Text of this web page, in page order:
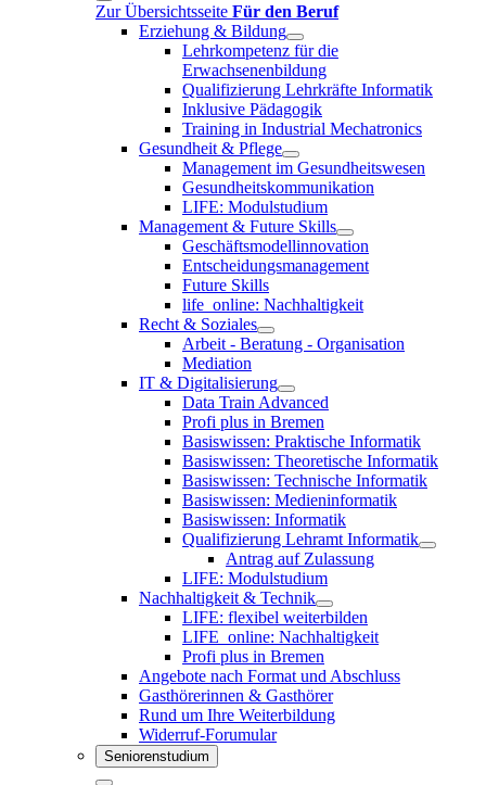
Zur Übersichtsseite Für den Beruf
Erziehung & Bildung
Lehrkompetenz für die
Erwachsenenbildung
Qualifizierung Lehrkräfte Informatik
Inklusive Pädagogik
Training in Industrial Mechatronics
Gesundheit & Pflege
Management im Gesundheitswesen
Gesundheitskommunikation
LIFE: Modulstudium
Management & Future Skills
Geschäftsmodellinnovation
Entscheidungsmanagement
Future Skills
life_online: Nachhaltigkeit
Recht & Soziales
Arbeit - Beratung - Organisation
Mediation
IT & Digitalisierung
Data Train Advanced
Profi plus in Bremen
Basiswissen: Praktische Informatik
Basiswissen: Theoretische Informatik
Basiswissen: Technische Informatik
Basiswissen: Medieninformatik
Basiswissen: Informatik
Qualifizierung Lehramt Informatik
Antrag auf Zulassung
LIFE: Modulstudium
Nachhaltigkeit & Technik
LIFE: flexibel weiterbilden
LIFE_online: Nachhaltigkeit
Profi plus in Bremen
Angebote nach Format und Abschluss
Gasthörerinnen & Gasthörer
Rund um Ihre Weiterbildung
Widerruf-Forumular
Seniorenstudium